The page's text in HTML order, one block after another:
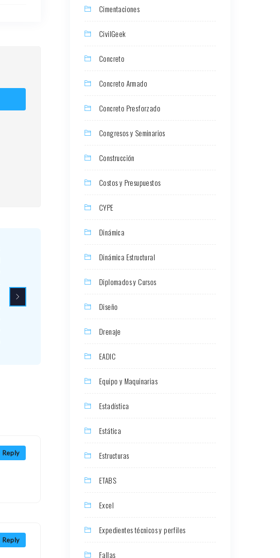
Reply
Reply
Cimentaciones
CivilGeek
Concreto
Concreto Armado
Concreto Presforzado
Congresos y Seminarios
Construcción
Costos y Presupuestos
CYPE
Dinámica
Dinámica Estructural
Diplomados y Cursos
Diseño
Drenaje
EADIC
Equipo y Maquinarias
Estadística
Estática
Estructuras
ETABS
Excel
Expedientes técnicos y perfiles
Fallas